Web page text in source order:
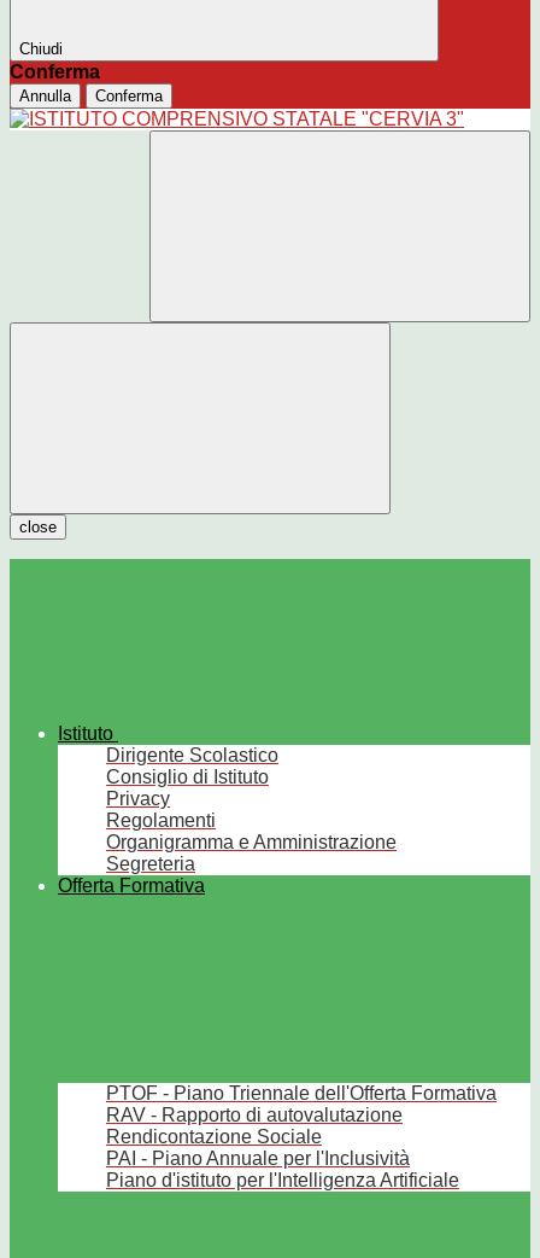
Chiudi
Conferma
Annulla Conferma
close
Istituto
Dirigente Scolastico
Consiglio di Istituto
Privacy
Regolamenti
Organigramma e Amministrazione
Segreteria
Offerta Formativa
PTOF - Piano Triennale dell'Offerta Formativa
RAV - Rapporto di autovalutazione
Rendicontazione Sociale
PAI - Piano Annuale per l'Inclusività
Piano d'istituto per l'Intelligenza Artificiale